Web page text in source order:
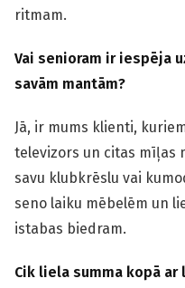
ritmam.
Vai senioram ir iespēja
savām mantām?
Jā, ir mums klienti,
televizors un citas mīļas
savu klubkrēslu vai
seno laiku mēbelēm un
istabas biedram.
Cik liela summa kopā